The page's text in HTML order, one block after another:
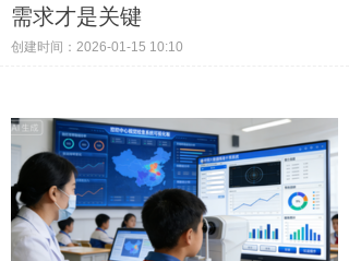
需求才是关键
创建时间： 2026-01-15 10:10